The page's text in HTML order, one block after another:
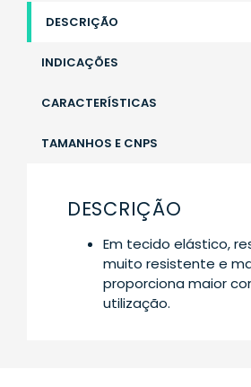
DESCRIÇÃO
INDICAÇÕES
CARACTERÍSTICAS
TAMANHOS E CNPS
DESCRIÇÃO
Em tecido elástico,
muito resistente e
proporciona maior
utilização.